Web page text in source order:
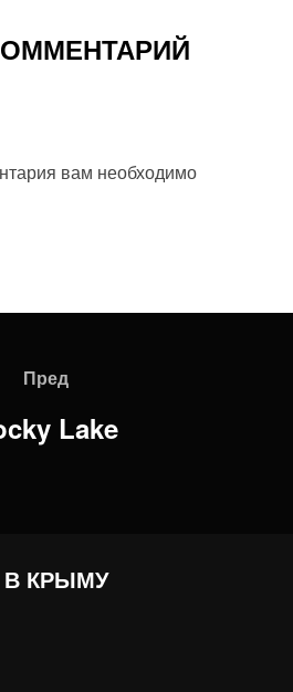
вам необходимо
Пред
Пред
Lake
В КРЫМУ